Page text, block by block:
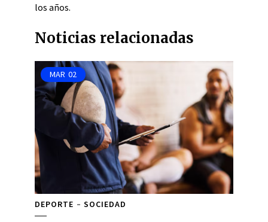
los años.
Noticias relacionadas
MAR 02
DEPORTE SOCIEDAD